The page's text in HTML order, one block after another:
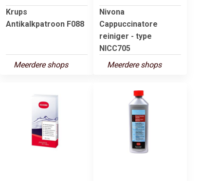
Krups
Antikalkpatroon F088
Meerdere shops
Nivona
Cappuccinatore
reiniger - type
NICC705
Meerdere shops